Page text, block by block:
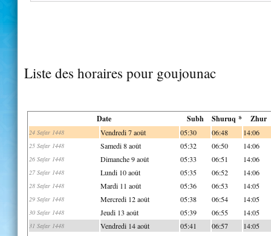
Liste des horaires pour goujounac
Date Subh Shuruq * Zhur
24 Safar 1448 Vendredi 7 août 05:30 06:48 14:06
25 Safar 1448 Samedi 8 août 05:32 06:50 14:06
26 Safar 1448 Dimanche 9 août 05:33 06:51 14:06
27 Safar 1448 Lundi 10 août 05:35 06:52 14:06
28 Safar 1448 Mardi 11 août 05:36 06:53 14:05
29 Safar 1448 Mercredi 12 août 05:38 06:54 14:05
30 Safar 1448 Jeudi 13 août 05:39 06:55 14:05
31 Safar 1448 Vendredi 14 août 05:41 06:57 14:05